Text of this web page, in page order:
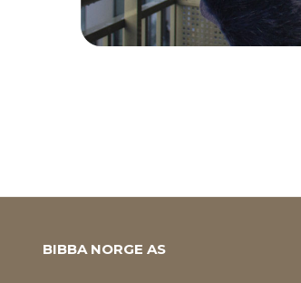
BIBBA NORGE AS